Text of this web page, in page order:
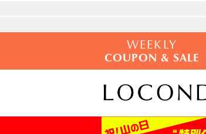
WEEKLY
COUPON & SALE